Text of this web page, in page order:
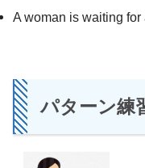
A woman is waiting for
パターン